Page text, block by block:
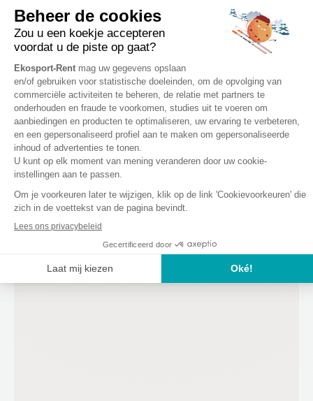
Laagseizoen
Indien gewenst, kunt u uw materiaal vanaf 16:30 uur afhalen, de
dag vóór uw 1ste skidag.
Zaterdag
8:30 - 19:00
Zondag
8:30 - 18:30
Maandag
8:30 - 18:30
Dinsdag
8:30 - 18:30
Woensdag
Donderdag
Vrijdag
VIND ONS